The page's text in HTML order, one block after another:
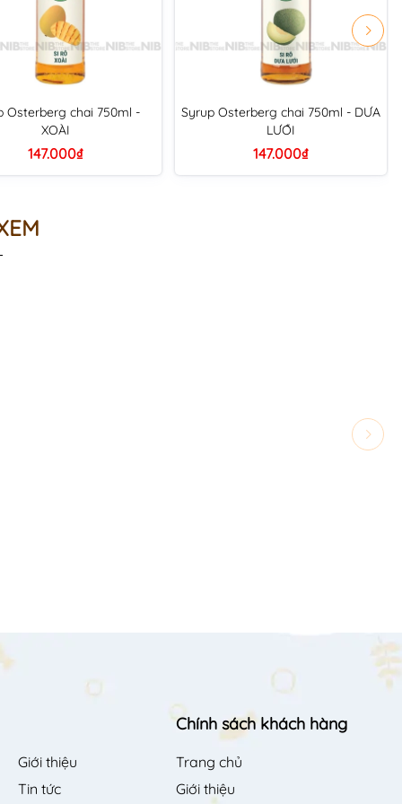
Osterberg chai 750ml -
XOÀI
147.000₫
Syrup Osterberg chai 750ml - DƯA
LƯỚI
147.000₫
Giới thiệu
Tin tức
Chính sách khách hàng
Trang chủ
Giới thiệu